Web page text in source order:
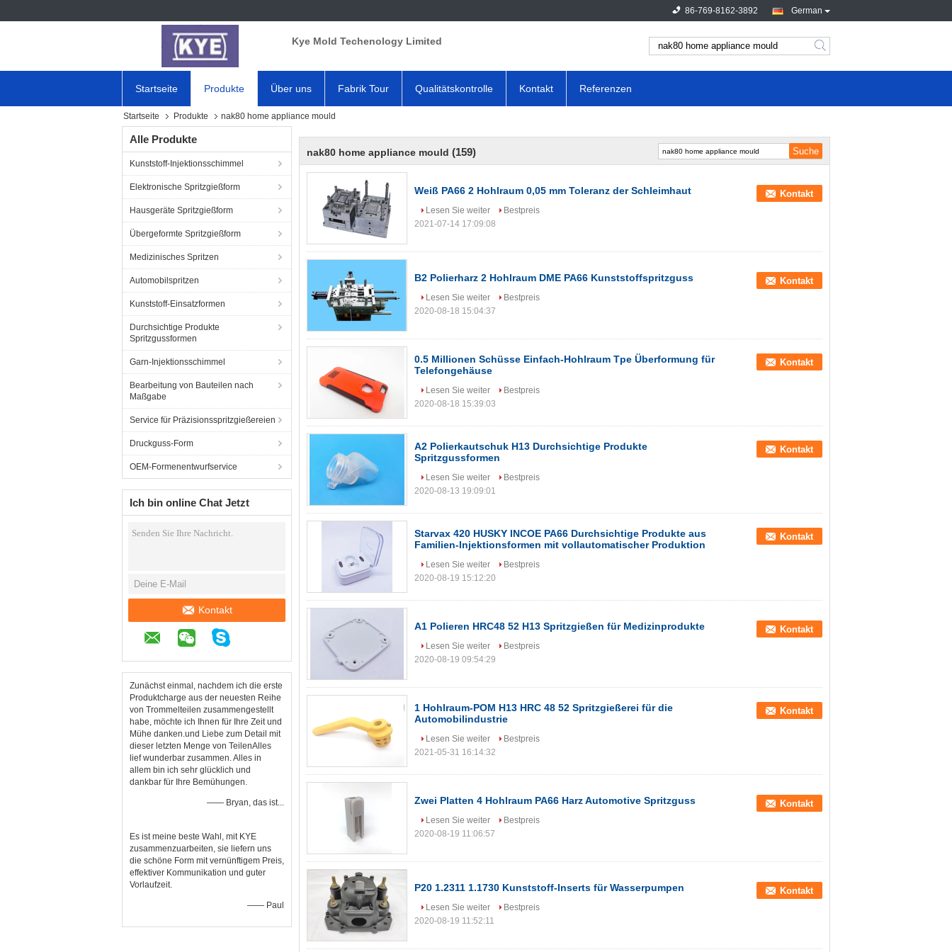
German
86-769-8162-3892
Kye Mold Techenology Limited
Startseite Produkte Über uns Fabrik Tour Qualitätskontrolle Kontakt Referenzen
Startseite Produkte nak80 home appliance mould
Alle Produkte
Kunststoff-Injektionsschimmel
Elektronische Spritzgießform
Hausgeräte Spritzgießform
Übergeformte Spritzgießform
Medizinisches Spritzen
Automobilspritzen
Kunststoff-Einsatzformen
Durchsichtige Produkte
Spritzgussformen
Garn-Injektionsschimmel
Bearbeitung von Bauteilen nach
Maßgabe
Service für Präzisionsspritzgießereien
Druckguss-Form
OEM-Formenentwurfservice
Ich bin online Chat Jetzt
Kontakt
Zunächst einmal, nachdem ich die erste
Produktcharge aus der neuesten Reihe
von Trommelteilen zusammengestellt
habe, möchte ich Ihnen für Ihre Zeit und
Mühe danken.und Liebe zum Detail mit
dieser letzten Menge von TeilenAlles
lief wunderbar zusammen. Alles in
allem bin ich sehr glücklich und
dankbar für Ihre Bemühungen.
—— Bryan, das ist...
Es ist meine beste Wahl, mit KYE
zusammenzuarbeiten, sie liefern uns
die schöne Form mit vernünftigem Preis,
effektiver Kommunikation und guter
Vorlaufzeit.
—— Paul
nak80 home appliance mould (159)
Weiß PA66 2 Hohlraum 0,05 mm Toleranz der Schleimhaut Kontakt
Lesen Sie weiter
Bestpreis
2021-07-14 17:09:08
B2 Polierharz 2 Hohlraum DME PA66 Kunststoffspritzguss Kontakt
Lesen Sie weiter
Bestpreis
2020-08-18 15:04:37
0.5 Millionen Schüsse Einfach-Hohlraum Tpe Überformung für
Telefongehäuse
Kontakt
Lesen Sie weiter
Bestpreis
2020-08-18 15:39:03
A2 Polierkautschuk H13 Durchsichtige Produkte
Spritzgussformen
Kontakt
Lesen Sie weiter
Bestpreis
2020-08-13 19:09:01
Starvax 420 HUSKY INCOE PA66 Durchsichtige Produkte aus
Familien-Injektionsformen mit vollautomatischer Produktion
Kontakt
Lesen Sie weiter
Bestpreis
2020-08-19 15:12:20
A1 Polieren HRC48 52 H13 Spritzgießen für Medizinprodukte Kontakt
Lesen Sie weiter
Bestpreis
2020-08-19 09:54:29
1 Hohlraum-POM H13 HRC 48 52 Spritzgießerei für die
Automobilindustrie
Kontakt
Lesen Sie weiter
Bestpreis
2021-05-31 16:14:32
Zwei Platten 4 Hohlraum PA66 Harz Automotive Spritzguss Kontakt
Lesen Sie weiter
Bestpreis
2020-08-19 11:06:57
P20 1.2311 1.1730 Kunststoff-Inserts für Wasserpumpen Kontakt
Lesen Sie weiter
Bestpreis
2020-08-19 11:52:11